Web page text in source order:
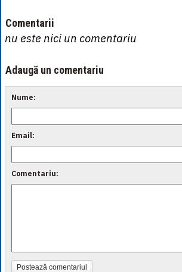
Comentarii
nu este nici un comentariu
Adaugă un comentariu
Nume:
Email:
Comentariu:
Postează comentariul